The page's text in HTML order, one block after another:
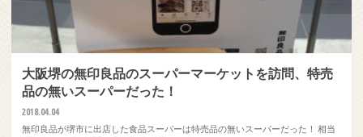
大阪堺の無印良品のスーパーマーケットを訪問、特売
品の無いスーパーだった！
2018.04.04
無印良品が堺市に出店した食品スーパーは特売品の無いスーパーだった！ 相当